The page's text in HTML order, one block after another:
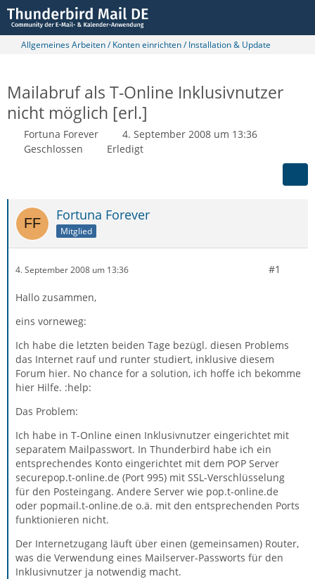
Allgemeines Arbeiten / Konten einrichten / Installation & Update
Mailabruf als T-Online Inklusivnutzer
nicht möglich [erl.]
Fortuna Forever
4. September 2008 um 13:36
Geschlossen
Erledigt
Fortuna Forever
Mitglied
4. September 2008 um 13:36 #1
Hallo zusammen,
eins vorneweg:
Ich habe die letzten beiden Tage bezügl. diesen Problems
das Internet rauf und runter studiert, inklusive diesem
Forum hier. No chance for a solution, ich hoffe ich bekomme
hier Hilfe. :help:
Das Problem:
Ich habe in T-Online einen Inklusivnutzer eingerichtet mit
separatem Mailpasswort. In Thunderbird habe ich ein
entsprechendes Konto eingerichtet mit dem POP Server
securepop.t-online.de (Port 995) mit SSL-Verschlüsselung
für den Posteingang. Andere Server wie pop.t-online.de
oder popmail.t-online.de o.ä. mit den entsprechenden Ports
funktionieren nicht.
Der Internetzugang läuft über einen (gemeinsamen) Router,
was die Verwendung eines Mailserver-Passworts für den
Inklusivnutzer ja notwendig macht.